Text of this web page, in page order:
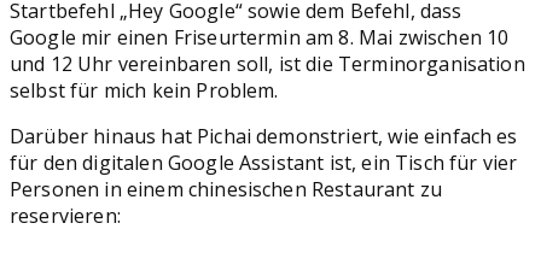
Startbefehl „Hey Google“ sowie dem Befehl, dass
Google mir einen Friseurtermin am 8. Mai zwischen 10
und 12 Uhr vereinbaren soll, ist die Terminorganisation
selbst für mich kein Problem.
Darüber hinaus hat Pichai demonstriert, wie einfach es
für den digitalen Google Assistant ist, ein Tisch für vier
Personen in einem chinesischen Restaurant zu
reservieren: